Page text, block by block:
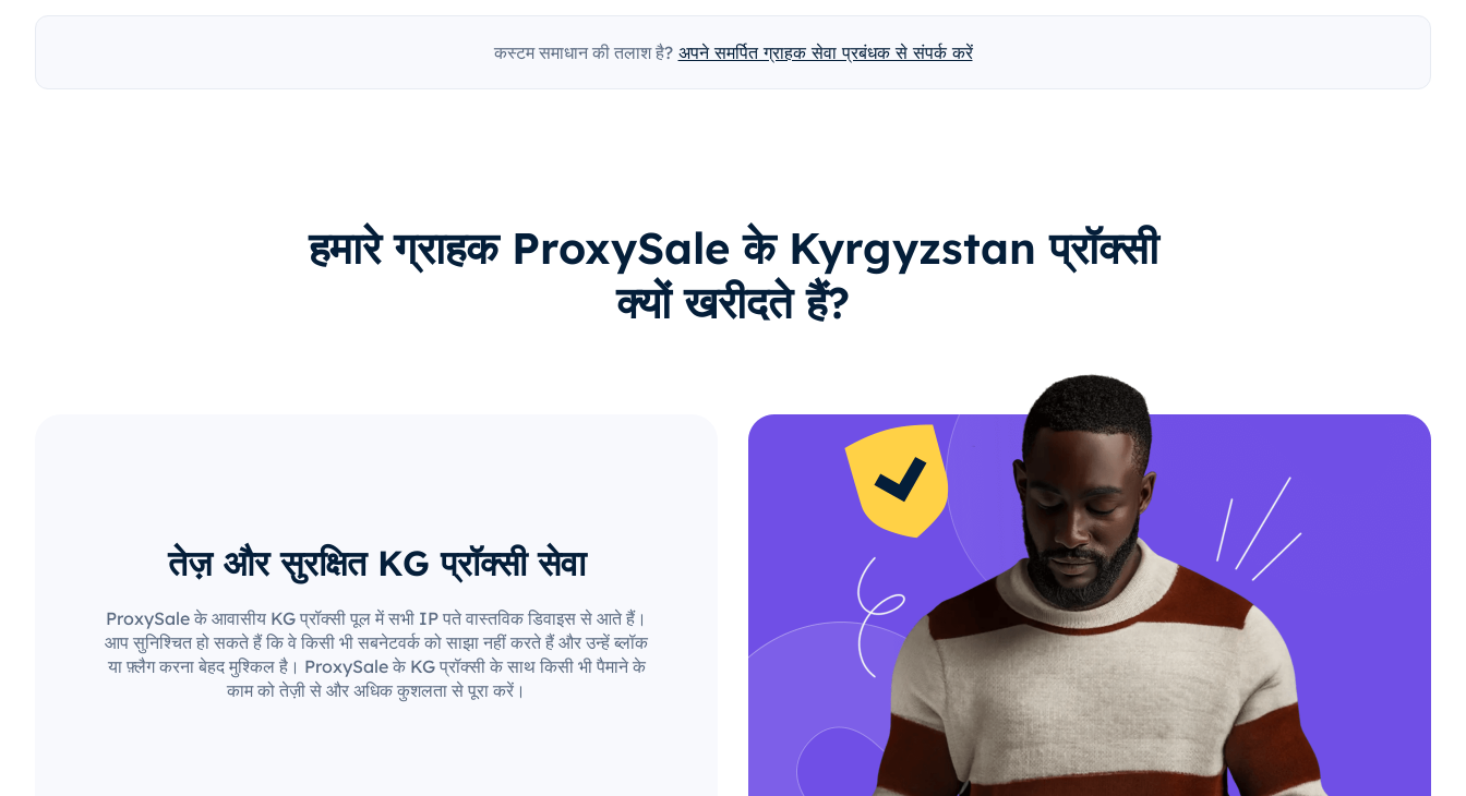
कस्टम समाधान की तलाश है? अपने समर्पित ग्राहक सेवा प्रबंधक से संपर्क करें
हमारे ग्राहक ProxySale के Kyrgyzstan प्रॉक्सी
क्यों खरीदते हैं?
तेज़ और सुरक्षित KG प्रॉक्सी सेवा
ProxySale के आवासीय KG प्रॉक्सी पूल में सभी IP पते वास्तविक डिवाइस से आते हैं।
आप सुनिश्चित हो सकते हैं कि वे किसी भी सबनेटवर्क को साझा नहीं करते हैं और उन्हें ब्लॉक
या फ़्लैग करना बेहद मुश्किल है। ProxySale के KG प्रॉक्सी के साथ किसी भी पैमाने के
काम को तेज़ी से और अधिक कुशलता से पूरा करें।